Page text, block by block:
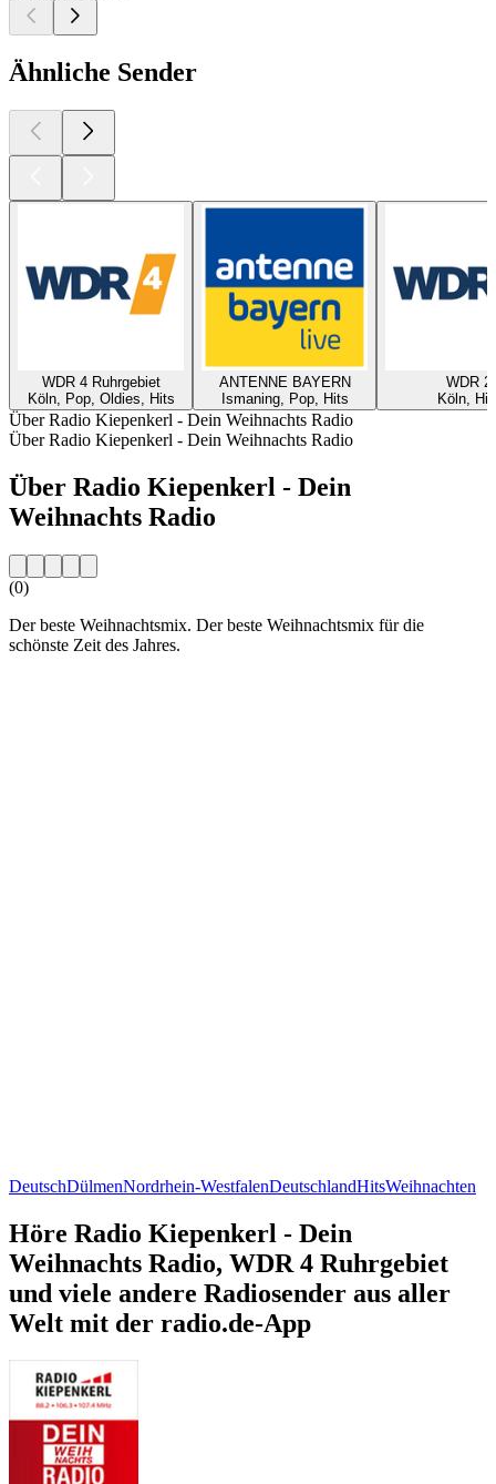
Ähnliche Sender
WDR 4 Ruhrgebiet
Köln, Pop, Oldies, Hits
ANTENNE BAYERN
Ismaning, Pop, Hits
WDR 2
Köln,
Über Radio Kiepenkerl - Dein Weihnachts Radio
Über Radio Kiepenkerl - Dein Weihnachts Radio
Über Radio Kiepenkerl - Dein
Weihnachts Radio
(0)
Der beste Weihnachtsmix. Der beste Weihnachtsmix für die
schönste Zeit des Jahres.
DeutschDülmenNordrhein-WestfalenDeutschlandHitsWeihnachten
Höre Radio Kiepenkerl - Dein
Weihnachts Radio, WDR 4 Ruhrgebiet
und viele andere Radiosender aus aller
Welt mit der radio.de-App